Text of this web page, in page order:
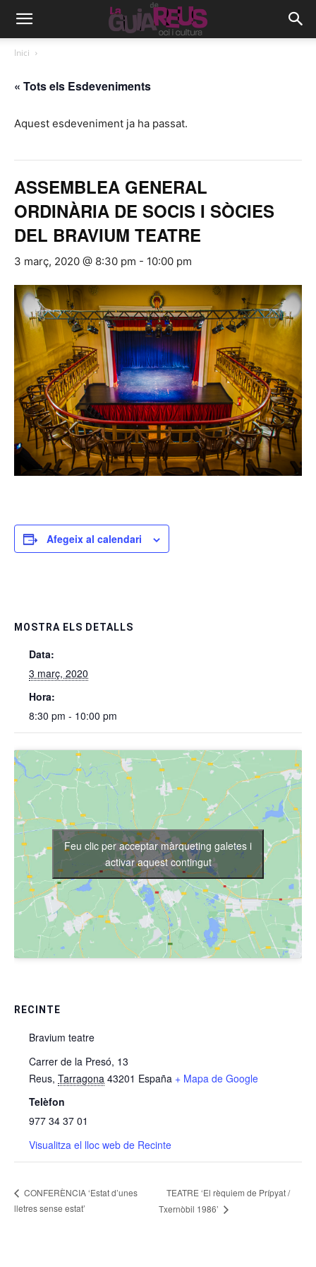
Inici
« Tots els Esdeveniments
Aquest esdeveniment ja ha passat.
ASSEMBLEA GENERAL
ORDINÀRIA DE SOCIS I SÒCIES
DEL BRAVIUM TEATRE
3 març, 2020 @ 8:30 pm - 10:00 pm
Afegeix al calendari
MOSTRA ELS DETALLS
Data:
3 març, 2020
Hora:
8:30 pm - 10:00 pm
RECINTE
Bravium teatre
Carrer de la Presó, 13
Reus, Tarragona 43201 España + Mapa de Google
Telèfon
977 34 37 01
Visualitza el lloc web de Recinte
Feu clic per acceptar màrqueting galetes i
activar aquest contingut
CONFERÈNCIA ‘Estat d’unes
lletres sense estat’
TEATRE ‘El rèquiem de Prípyat /
Txernòbil 1986’